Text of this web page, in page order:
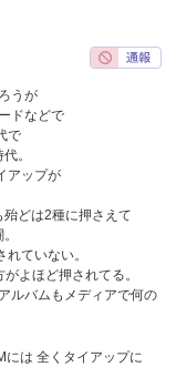
うが
ドなどで
で
。
アップが
どは2種に押さえて
ていない。
よほど押されてる。
ルバムもメディアで何の
には 全くタイアップに